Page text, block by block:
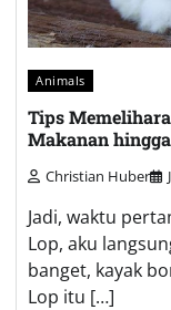
Animals
Tips
Makanan
Christian Huber
Jadi, waktu
Lop, aku
banget, kayak
Lop itu […]